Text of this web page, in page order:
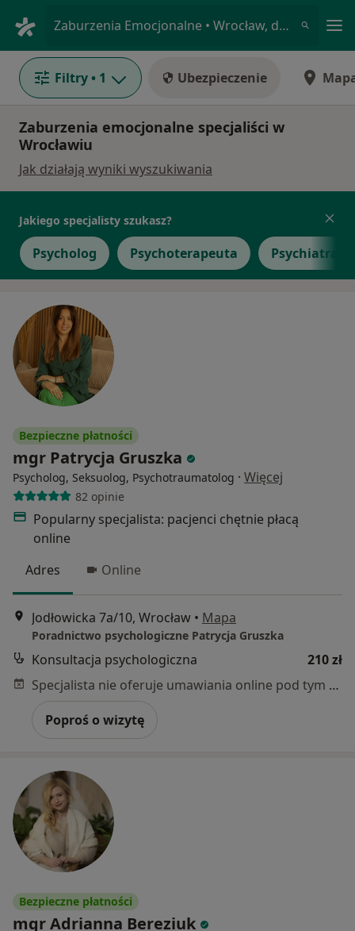
Zaburzenia Emocjonalne • Wrocław, dolnośląskie
Filtry • 1 Ubezpieczenie
Zaburzenia emocjonalne specjaliści w
Wrocławiu
Jak działają wyniki wyszukiwania
Jakiego specjalisty szukasz?
Psycholog Psychoterapeuta Psychiatra
Bezpieczne płatności
mgr Patrycja Gruszka
Psycholog, Seksuolog, Psychotraumatolog · Więcej
82 opinie
Popularny specjalista: pacjenci chętnie płacą
online
Adres
Online
Jodłowicka 7a/10, Wrocław • Mapa
Poradnictwo psychologiczne Patrycja Gruszka
Konsultacja psychologiczna
210 zł
Specjalista nie oferuje umawiania online pod tym adresem.
Poproś o wizytę
Bezpieczne płatności
mgr Adrianna Bereziuk